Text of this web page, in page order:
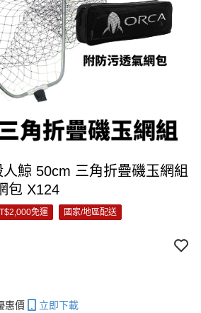
鯨 50cm 三角折疊磯玉網組
附防汙透氣收納網包 X124
免運 國家/地區配送
惠價 立即下載